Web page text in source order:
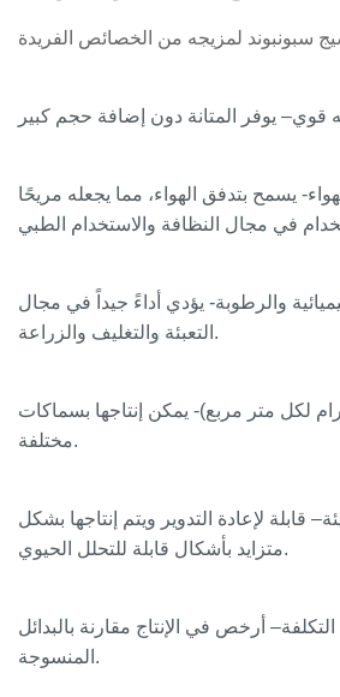
قوي
- يسمح بتدفق الهواء، مما يجعله مريحًا
والرطوبة- يؤدي أداءً جيداً في مجال
التعبئة والتغليف والزراعة.
لكل متر مربع)- يمكن إنتاجها بسماكات
مختلفة.
– قابلة لإعادة التدوير ويتم إنتاجها بشكل
متزايد بأشكال قابلة للتحلل الحيوي.
– أرخص في الإنتاج مقارنة بالبدائل
المنسوجة.